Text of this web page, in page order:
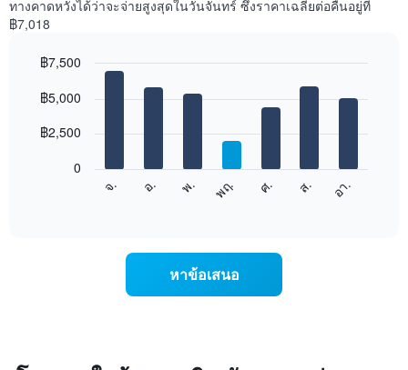
พัก
ใน
เดือน
ทางคาดหวังได้ว่าจะจ่ายสูงสุดในวันจันทร์ ซึ่งราคาเฉลี่ยต่อคืนอยู่ที่
฿7,018
chart
bars.
แผนภูมิ
graphic.
จ. อ. พ. พฤ. ศ. ส. อา.
0
฿2,500
฿5,000
฿7,500
หาข้อเสนอ